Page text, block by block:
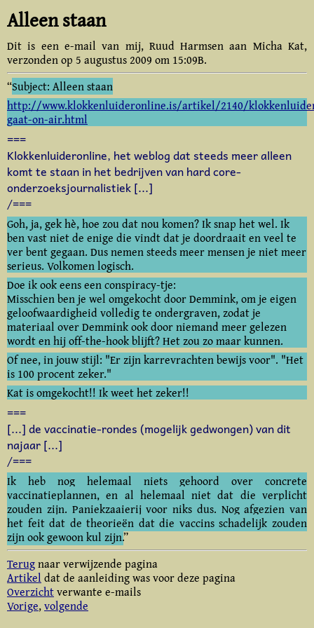
Alleen staan
Dit is een e-mail van mij, Ruud Harmsen aan Micha Kat,
verzonden op 5 augustus 2009 om 15:09B.
“Subject: Alleen staan
http://www.klokkenluideronline.is/artikel/2140/
gaat-on-air.html
===
Klokkenluideronline, het weblog dat steeds meer alleen
komt te staan in het bedrijven van hard core-
onderzoeksjournalistiek [...]
/===
Goh, ja, gek hè, hoe zou dat nou komen? Ik snap het wel. Ik
ben vast niet de enige die vindt dat je doordraait en veel te
ver bent gegaan. Dus nemen steeds meer mensen je niet meer
serieus. Volkomen logisch.
Doe ik ook eens een conspiracy-tje:
Misschien ben je wel omgekocht door Demmink, om je eigen
geloofwaardigheid volledig te ondergraven, zodat je
materiaal over Demmink ook door niemand meer gelezen
wordt en hij off-the-hook blijft? Het zou zo maar kunnen.
Of nee, in jouw stijl: "Er zijn karrevrachten bewijs voor". "Het
is 100 procent zeker."
Kat is omgekocht!! Ik weet het zeker!!
===
[...] de vaccinatie-rondes (mogelijk gedwongen) van dit
najaar [...]
/===
Ik heb nog helemaal niets gehoord over concrete
vaccinatieplannen, en al helemaal niet dat die verplicht
zouden zijn. Paniekzaaierij voor niks dus. Nog afgezien van
het feit dat de theorieën dat die vaccins schadelijk zouden
zijn ook gewoon kul zijn.”
Terugnaar verwijzende pagina
Artikel dat de aanleiding was voor deze pagina
Overzichtverwante e-mails
Vorige,volgende